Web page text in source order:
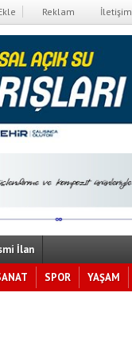
Reklam İletişim
İlan
SPOR YAŞAM